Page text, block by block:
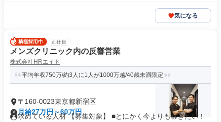
気になる
正社員
メンズクリニック内の反響営業
株式会社HRエイド
平均年収750万/約3人に1人が1000万越/40歳未満限定
〒160-0023東京都新宿区
月給27万円～60万円
求めている人材 【募集対象】 ■とにかく今よりも稼ぎたい！